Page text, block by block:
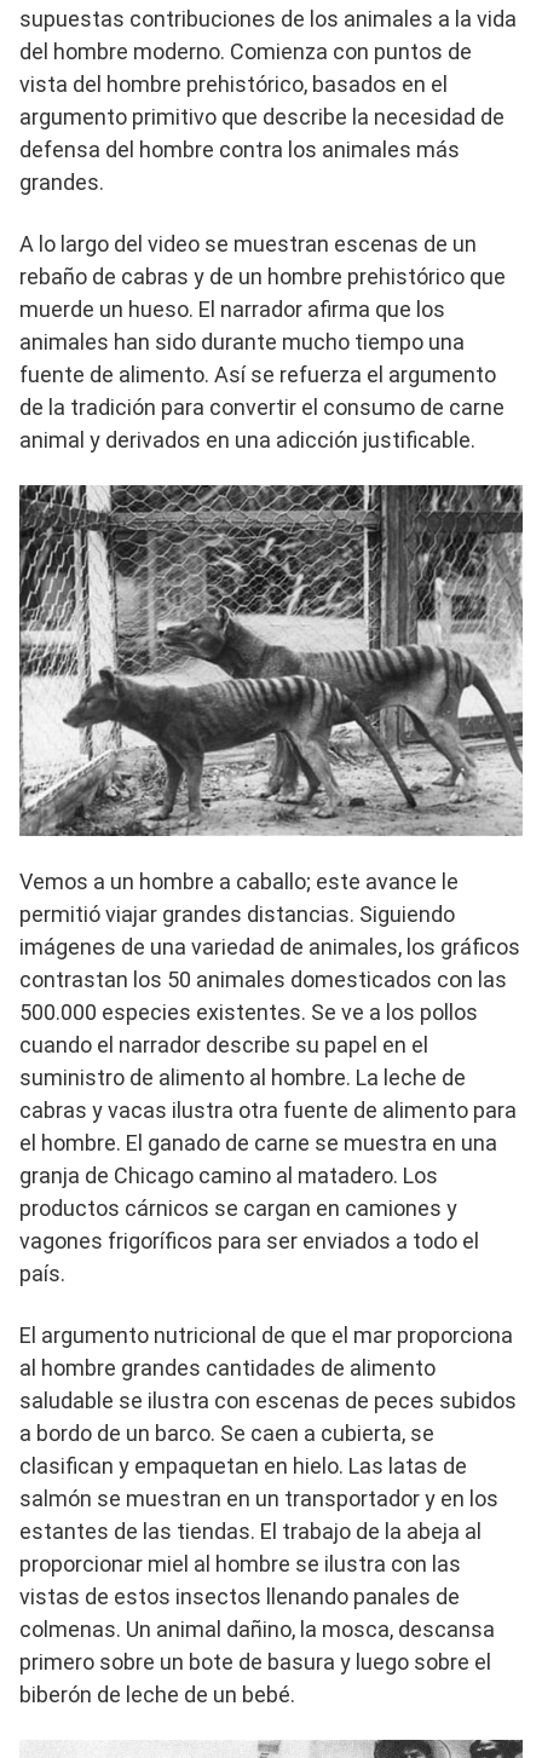
supuestas contribuciones de los animales a la vida
del hombre moderno. Comienza con puntos de
vista del hombre prehistórico, basados en el
argumento primitivo que describe la necesidad de
defensa del hombre contra los animales más
grandes.
A lo largo del video se muestran escenas de un
rebaño de cabras y de un hombre prehistórico que
muerde un hueso. El narrador afirma que los
animales han sido durante mucho tiempo una
fuente de alimento. Así se refuerza el argumento
de la tradición para convertir el consumo de carne
animal y derivados en una adicción justificable.
Vemos a un hombre a caballo; este avance le
permitió viajar grandes distancias. Siguiendo
imágenes de una variedad de animales, los gráficos
contrastan los 50 animales domesticados con las
500.000 especies existentes. Se ve a los pollos
cuando el narrador describe su papel en el
suministro de alimento al hombre. La leche de
cabras y vacas ilustra otra fuente de alimento para
el hombre. El ganado de carne se muestra en una
granja de Chicago camino al matadero. Los
productos cárnicos se cargan en camiones y
vagones frigoríficos para ser enviados a todo el
país.
El argumento nutricional de que el mar proporciona
al hombre grandes cantidades de alimento
saludable se ilustra con escenas de peces subidos
a bordo de un barco. Se caen a cubierta, se
clasifican y empaquetan en hielo. Las latas de
salmón se muestran en un transportador y en los
estantes de las tiendas. El trabajo de la abeja al
proporcionar miel al hombre se ilustra con las
vistas de estos insectos llenando panales de
colmenas. Un animal dañino, la mosca, descansa
primero sobre un bote de basura y luego sobre el
biberón de leche de un bebé.